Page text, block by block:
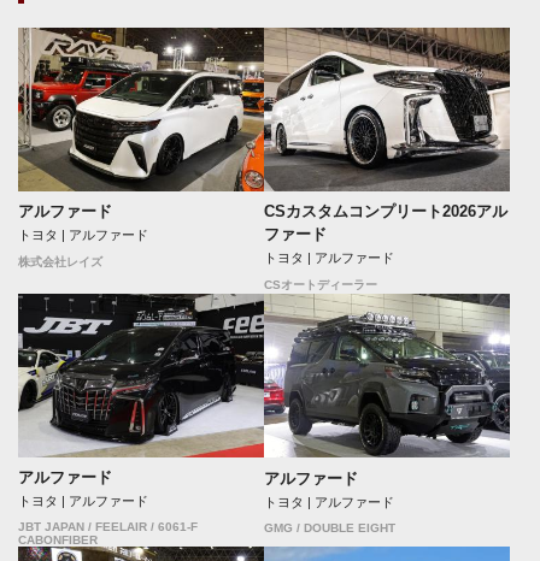
アルファード
トヨタ | アルファード
株式会社レイズ
CSカスタムコンプリート2026アル
ファード
トヨタ | アルファード
CSオートディーラー
アルファード
トヨタ | アルファード
JBT JAPAN / FEELAIR / 6061-F
CABONFIBER
アルファード
トヨタ | アルファード
GMG / DOUBLE EIGHT